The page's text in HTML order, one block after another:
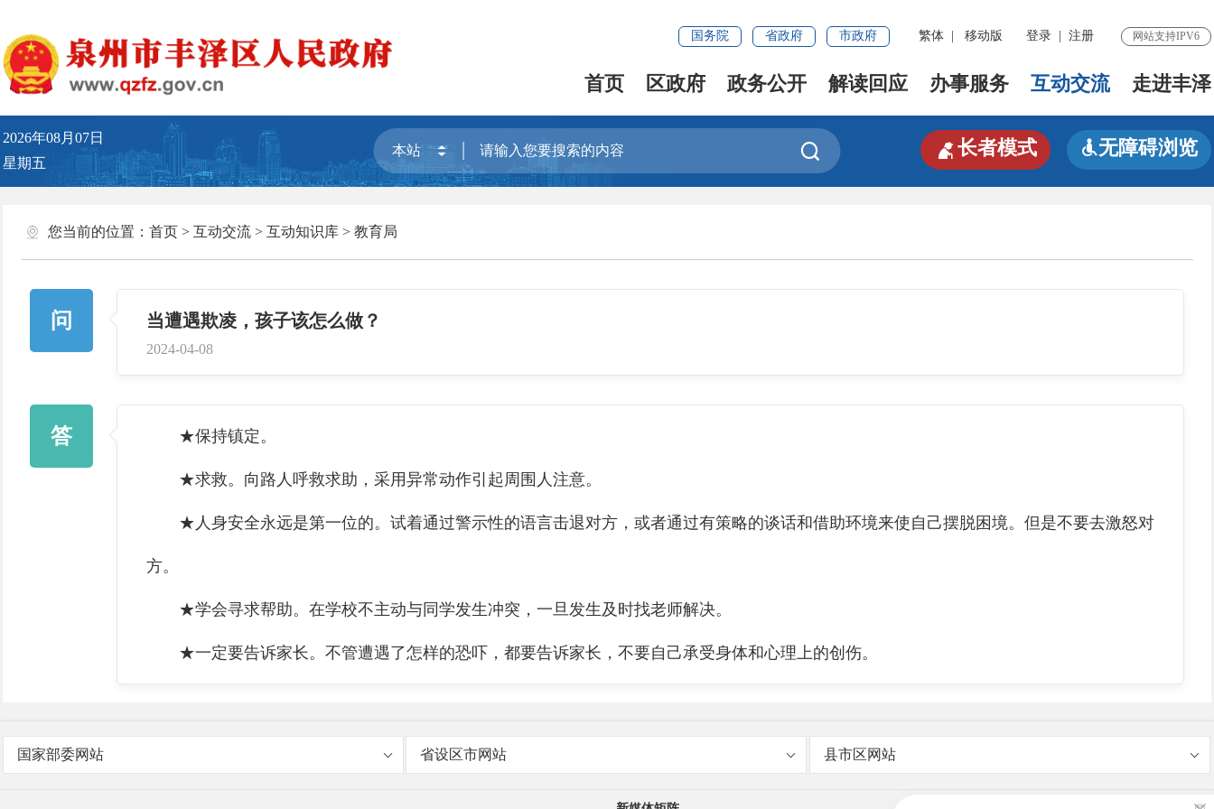
国务院 省政府 市政府 繁体 移动版 登录 注册 网站支持IPV6
首页 区政府 政务公开 解读回应 办事服务 互动交流 走进丰泽
2026年08月07日
星期五
 长者模式 无障碍浏览
您当前的位置： 首页> 互动交流> 互动知识库> 教育局
问 当遭遇欺凌，孩子该怎么做？
2024-04-08
答 ★保持镇定。
★求救。向路人呼救求助，采用异常动作引起周围人注意。
★人身安全永远是第一位的。试着通过警示性的语言击退对方，或者通过有策略的谈话和借助环境来使自己摆脱困境。但是不要去激怒对
方。
★学会寻求帮助。在学校不主动与同学发生冲突，一旦发生及时找老师解决。
★一定要告诉家长。不管遭遇了怎样的恐吓，都要告诉家长，不要自己承受身体和心理上的创伤。
国家部委网站 省设区市网站 县市区网站